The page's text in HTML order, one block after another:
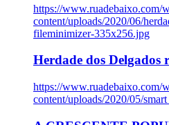
https://www.ruadebaixo.com/
content/uploads/2020/06/
fileminimizer-335x256.jpg
Herdade dos Delgados
https://www.ruadebaixo.com/
content/uploads/2020/05/